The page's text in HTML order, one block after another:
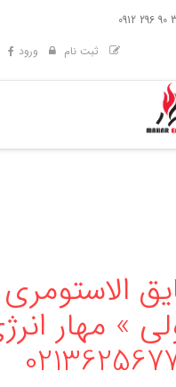
ثبت نام
ورود
الاستومری
» مهار